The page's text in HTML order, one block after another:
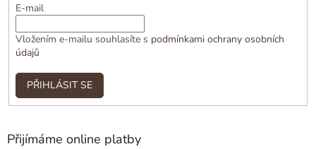
E-mail
Vložením e-mailu souhlasíte s podmínkami ochrany osobních
údajů
PŘIHLÁSIT SE
Přijímáme online platby